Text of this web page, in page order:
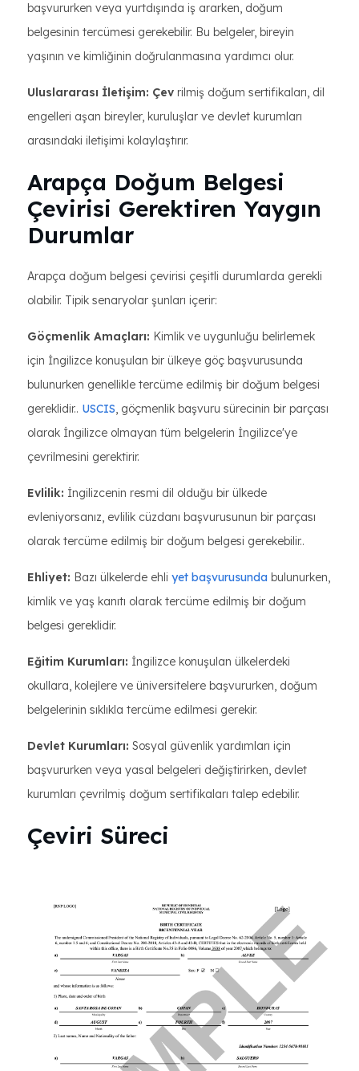
başvururken veya yurtdışında iş ararken, doğum
belgesinin tercümesi gerekebilir. Bu belgeler, bireyin
yaşının ve kimliğinin doğrulanmasına yardımcı olur.
Uluslararası İletişim: Çev rilmiş doğum sertifikaları, dil
engelleri aşan bireyler, kuruluşlar ve devlet kurumları
arasındaki iletişimi kolaylaştırır.
Arapça Doğum Belgesi
Çevirisi Gerektiren Yaygın
Durumlar
Arapça doğum belgesi çevirisi çeşitli durumlarda gerekli
olabilir. Tipik senaryolar şunları içerir:
Göçmenlik Amaçları: Kimlik ve uygunluğu belirlemek
için İngilizce konuşulan bir ülkeye göç başvurusunda
bulunurken genellikle tercüme edilmiş bir doğum belgesi
gereklidir.. USCIS, göçmenlik başvuru sürecinin bir parçası
olarak İngilizce olmayan tüm belgelerin İngilizce'ye
çevrilmesini gerektirir.
Evlilik: İngilizcenin resmi dil olduğu bir ülkede
evleniyorsanız, evlilik cüzdanı başvurusunun bir parçası
olarak tercüme edilmiş bir doğum belgesi gerekebilir..
Ehliyet: Bazı ülkelerde ehli yet başvurusunda bulunurken,
kimlik ve yaş kanıtı olarak tercüme edilmiş bir doğum
belgesi gereklidir.
Eğitim Kurumları: İngilizce konuşulan ülkelerdeki
okullara, kolejlere ve üniversitelere başvururken, doğum
belgelerinin sıklıkla tercüme edilmesi gerekir.
Devlet Kurumları: Sosyal güvenlik yardımları için
başvururken veya yasal belgeleri değiştirirken, devlet
kurumları çevrilmiş doğum sertifikaları talep edebilir.
Çeviri Süreci